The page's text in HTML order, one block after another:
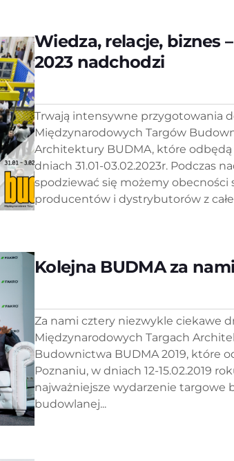
Wiedza, relacje, biznes
2023 nadchodzi
Trwają intensywne przygotowania
Międzynarodowych Targów
Architektury BUDMA, które odbędą
dniach 31.01-03.02.2023r. Podczas
spodziewać się możemy obecności
producentów i dystrybutorów z
Kolejna BUDMA za
Za nami cztery niezwykle ciekawe
Międzynarodowych Targach
Budownictwa BUDMA 2019, które
Poznaniu, w dniach 12-15.02.2019
najważniejsze wydarzenie targowe
budowlanej...